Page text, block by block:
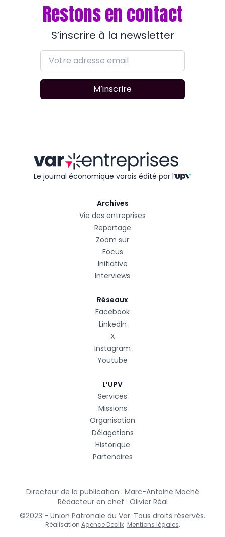
Restons en contact
S’inscrire à la newsletter
M’inscrire
Le journal économique varois édité par l’
Archives
Vie des entreprises
Reportage
Zoom sur
Focus
Initiative
Interviews
Réseaux
Facebook
LinkedIn
X
Instagram
Youtube
L’UPV
Services
Missions
Organisation
Délagations
Historique
Partenaires
Directeur de la publication : Marc-Antoine Moché
Rédacteur en chef : Olivier Réal
©2023 - Union Patronale du Var. Tous droits réservés.
Réalisation Agence Declik. Mentions légales.